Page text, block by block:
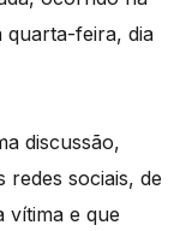
quarta-feira, dia
discussão,
redes sociais, de
vítima e que